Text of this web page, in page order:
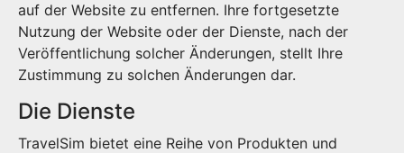
auf der Website zu entfernen. Ihre fortgesetzte
Nutzung der Website oder der Dienste, nach der
Veröffentlichung solcher Änderungen, stellt Ihre
Zustimmung zu solchen Änderungen dar.
Die Dienste
TravelSim bietet eine Reihe von Produkten und